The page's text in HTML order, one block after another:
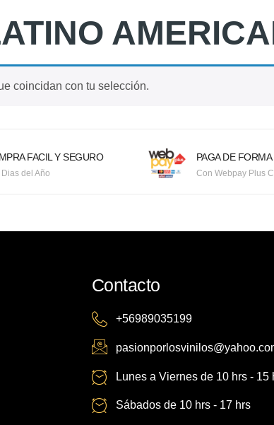
coincidan con tu selección.
FACIL Y SEGURO
del Año
PAGA DE
Con Webpay Plus
Contacto
+56989035199
Lunes a Viernes de 10 hrs - 15
Sábados de 10 hrs - 17 hrs